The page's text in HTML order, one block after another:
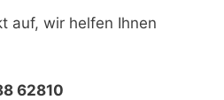
auf, wir helfen Ihnen
62810